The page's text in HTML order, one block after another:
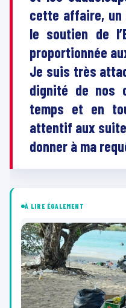
cette affaire, un
le soutien de
proportionnée
Je suis très
dignité de nos
temps et en
attentif aux
donner à ma
À LIRE ÉGALEMENT